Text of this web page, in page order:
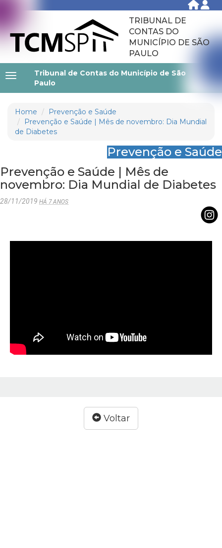
TRIBUNAL DE
CONTAS DO
MUNICÍPIO DE SÃO
PAULO
Tribunal de Contas do Município de São
Paulo
Home
Prevenção e Saúde
Prevenção e Saúde | Mês de novembro: Dia Mundial
de Diabetes
Prevenção e Saúde
Prevenção e Saúde | Mês de
novembro: Dia Mundial de Diabetes
28/11/2019 HÁ 7 ANOS
Voltar